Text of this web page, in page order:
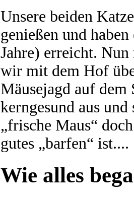
Unsere beiden
genießen und
Jahre) erreicht.
wir mit dem Hof
Mäusejagd auf
kerngesund aus
„frische Maus“
gutes „barfen“ ist....
Wie alles